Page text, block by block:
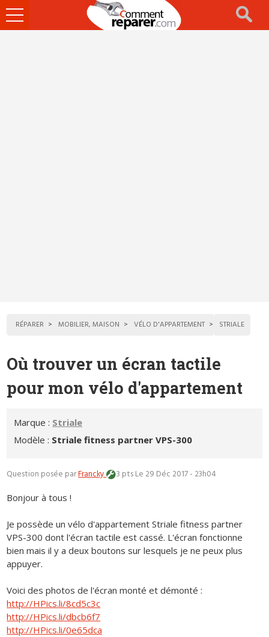
Ouvrir
le
RÉPARER MOBILIER, MAISON VÉLO D'APPARTEMENT STRIALE
Où trouver un écran tactile
pour mon vélo d'appartement
Marque : Striale
Modèle : Striale fitness partner VPS-300
Question posée parFrancky 3 ptsLe 29 Déc 2017 - 23h04
Bonjour à tous !
Je possède un vélo d'appartement Striale fitness partner
VPS-300 dont l'écran tactile est cassé. L'écran fonctionne
bien mais il y a deux boutons sur lesquels je ne peux plus
appuyer.
Voici des photos de l'écran monté et démonté :
http://HPics.li/8cd5c3c
http://HPics.li/dbcb6f7
http://HPics.li/0e65dca